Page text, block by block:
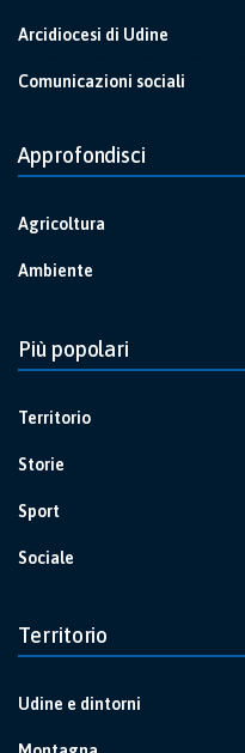
Arcidiocesi di Udine
Comunicazioni sociali
Approfondisci
Agricoltura
Ambiente
Più popolari
Territorio
Storie
Sport
Sociale
Territorio
Udine e dintorni